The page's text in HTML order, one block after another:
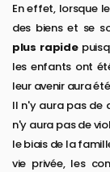
En effet, lorsque
des biens et se
plus rapide
les enfants ont
leur avenir aura
Il n'y aura pas de
n'y aura pas de
le biais de la
vie privée, les